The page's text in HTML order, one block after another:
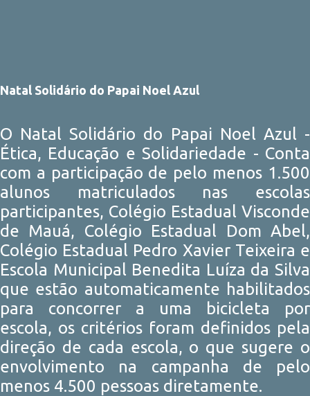
Natal Solidário do Papai Noel Azul
O Natal Solidário do Papai Noel Azul -
Ética, Educação e Solidariedade - Conta
com a participação de pelo menos 1.500
alunos matriculados nas escolas
participantes, Colégio Estadual Visconde
de Mauá, Colégio Estadual Dom Abel,
Colégio Estadual Pedro Xavier Teixeira e
Escola Municipal Benedita Luíza da Silva
que estão automaticamente habilitados
para concorrer a uma bicicleta por
escola, os critérios foram definidos pela
direção de cada escola, o que sugere o
envolvimento na campanha de pelo
menos 4.500 pessoas diretamente.